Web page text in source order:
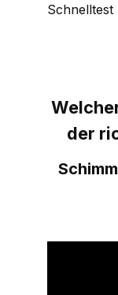
Schnelltest
der